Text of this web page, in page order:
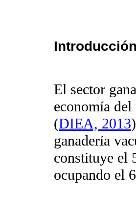
Introducción
El sector
economía
(DIEA, 2013
ganadería
constituye el
ocupando el